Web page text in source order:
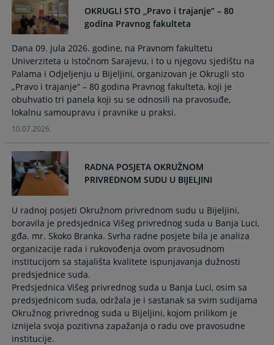
forward
to
interact
with
the
calendar
and
select
a
date.
Press
the
question
mark
key
to
get
the
keyboard
shortcuts
for
changing
dates.
forward
to
with
the
calendar
and
select
a
Press
question
mark
to
get
the
keyboard
shortcuts
changing
dates.
OKRUGLI STO „Pravo i trajanje“ – 80
godina Pravnog fakulteta
Dana 09. jula 2026. godine, na Pravnom fakultetu
Univerziteta u Istočnom Sarajevu, i to u njegovu sjedištu na
Palama i Odjeljenju u Bijeljini, organizovan je Okrugli sto
„Pravo i trajanje“ – 80 godina Pravnog fakulteta, koji je
obuhvatio tri panela koji su se odnosili na pravosuđe,
lokalnu samoupravu i pravnike u praksi.
10.07.2026.
RADNA POSJETA OKRUŽNOM
PRIVREDNOM SUDU U BIJELJINI
U radnoj posjeti Okružnom privrednom sudu u Bijeljini,
boravila je predsjednica Višeg privrednog suda u Banja Luci,
gđa. mr. Skoko Branka. Svrha radne posjete bila je analiza
organizacije rada i rukovođenja ovom pravosudnom
institucijom sa stajališta kvalitete ispunjavanja dužnosti
predsjednice suda.
Predsjednica Višeg privrednog suda u Banja Luci, osim sa
predsjednicom suda, održala je i sastanak sa svim sudijama
Okružnog privrednog suda u Bijeljini, kojom prilikom je
iznijela svoja pozitivna zapažanja o radu ove pravosudne
institucije.